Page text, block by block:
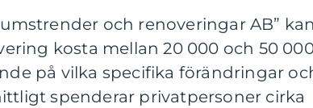
och renoveringar AB” kan
kosta mellan 20 000 och 50
på vilka specifika förändringar
spenderar privatpersoner cirka